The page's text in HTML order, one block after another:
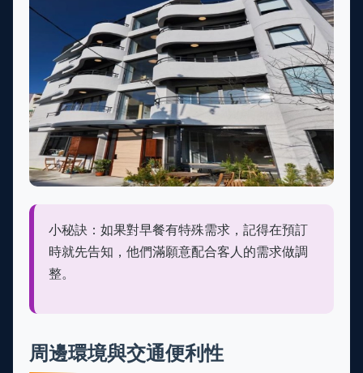
小秘訣：如果對早餐有特殊需求，記得在預訂
時就先告知，他們滿願意配合客人的需求做調
整。
周邊環境與交通便利性